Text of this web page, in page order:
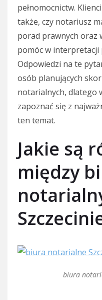
pełnomocnictw.
także, czy notariusz
porad prawnych oraz
pomóc w interpretacji
Odpowiedzi na te
osób planujących
notarialnych, dlatego
zapoznać się z
ten temat.
Jakie są
między
biura